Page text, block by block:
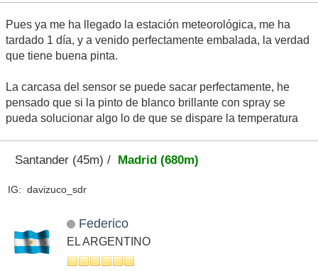
Pues ya me ha llegado la estación meteorológica, me ha
tardado 1 día, y a venido perfectamente embalada, la verdad
que tiene buena pinta.
La carcasa del sensor se puede sacar perfectamente, he
pensado que si la pinto de blanco brillante con spray se
pueda solucionar algo lo de que se dispare la temperatura
Santander (45m) / Madrid (680m)
IG: davizuco_sdr
Federico
EL ARGENTINO